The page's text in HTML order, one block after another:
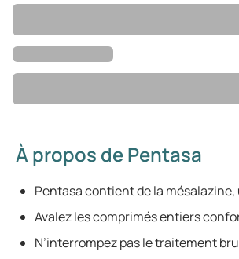
À propos de Pentasa
Pentasa contient de la
Avalez les comprimés entiers
N’interrompez pas le traitement